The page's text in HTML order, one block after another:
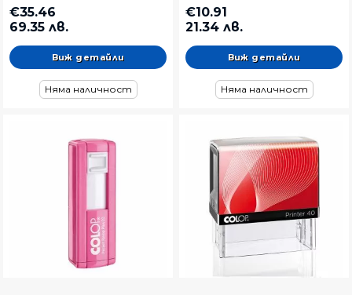
€35.46
69.35 лв.
Виж детайли
Няма наличност
€10.91
21.34 лв.
Виж детайли
Няма наличност